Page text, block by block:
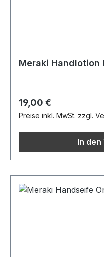
Meraki Handlotion
Regulärer Preis:
19,00 €
Preise inkl. MwSt. zzgl.
In